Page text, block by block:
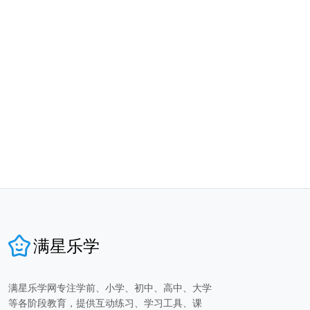
满星乐学
满星乐学网专注学前、小学、初中、高中、大学
等各阶段教育，提供互动练习、学习工具、课